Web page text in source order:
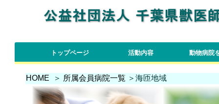
トップページ 活動内容
促進
運動
動物病院
HOME ＞ 所属会員病院一覧 ＞海匝地域